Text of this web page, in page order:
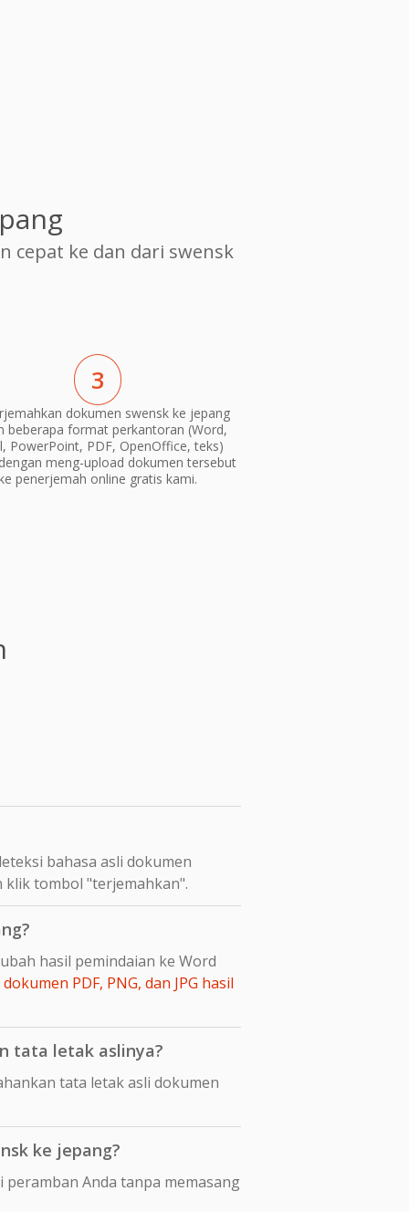
cepat ke dan dari swensk
3
dokumen swensk ke jepang
beberapa format perkantoran (Word,
PowerPoint, PDF, OpenOffice, teks)
meng-upload dokumen tersebut
penerjemah online gratis kami.
bahasa asli dokumen
klik tombol "terjemahkan".
hasil pemindaian ke Word
PDF, PNG, dan JPG hasil
tata letak aslinya?
tata letak asli dokumen
ke jepang?
Anda tanpa memasang